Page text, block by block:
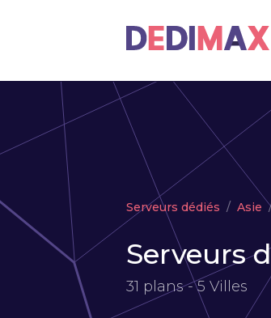
Serveurs dédiés Asie
Serveurs
31 plans - 5 Villes